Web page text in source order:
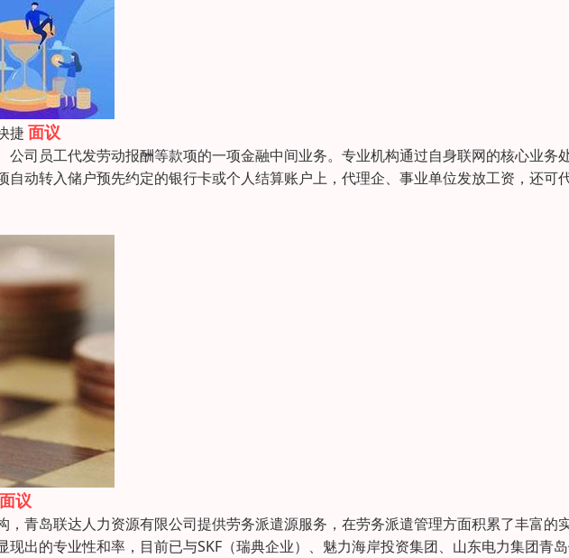
捷 面议
公司员工代发劳动报酬等款项的一项金融中间业务。专业机构通过自身联网的核心业务
自动转入储户预先约定的银行卡或个人结算账户上，代理企、事业单位发放工资，还可
面议
，青岛联达人力资源有限公司提供劳务派遣源服务，在劳务派遣管理方面积累了丰富的
出的专业性和率，目前已与SKF（瑞典企业）、魅力海岸投资集团、山东电力集团青